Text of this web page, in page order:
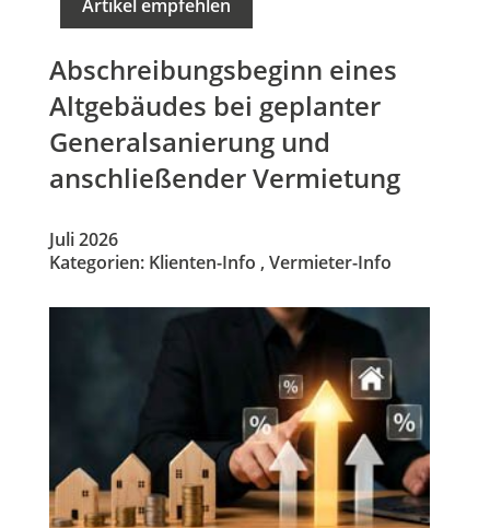
Artikel empfehlen
Abschreibungsbeginn eines
Altgebäudes bei geplanter
Generalsanierung und
anschließender Vermietung
Juli 2026
Kategorien: Klienten-Info , Vermieter-Info